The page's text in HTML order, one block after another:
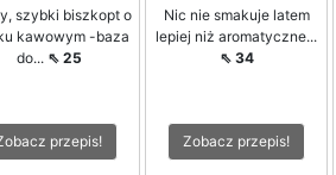
szybki biszkopt o
kawowym -baza
do... ⇖ 25
przepis!
Nic nie smakuje latem
lepiej niż aromatyczne...
⇖ 34
Zobacz przepis!